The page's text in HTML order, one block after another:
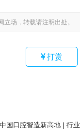
场，转载请注明出处。
打赏
国口腔智造新高地 | 行业